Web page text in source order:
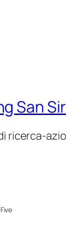
San
ricerca-